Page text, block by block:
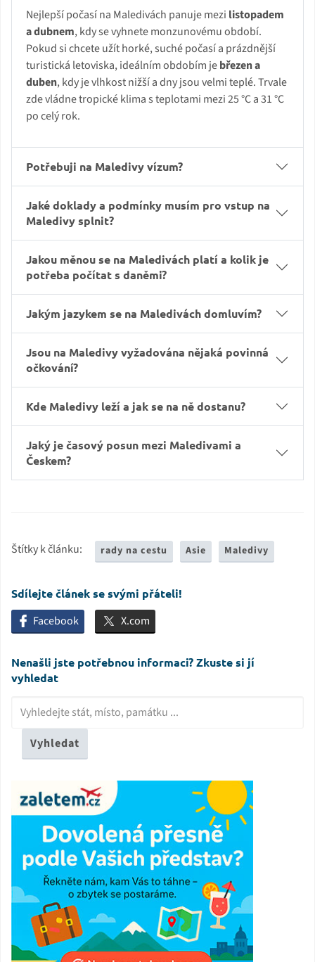
Nejlepší počasí na Maledivách panuje mezi listopadem
a dubnem, kdy se vyhnete monzunovému období.
Pokud si chcete užít horké, suché počasí a prázdnější
turistická letoviska, ideálním obdobím jebřezen a
duben, kdy je vlhkost nižší a dny jsou velmi teplé. Trvale
zde vládne tropické klima s teplotami mezi 25 °C a 31 °C
po celý rok.
Potřebuji na Maledivy vízum?
Jaké doklady a podmínky musím pro vstup na
Maledivy splnit?
Jakou měnou se na Maledivách platí a kolik je
potřeba počítat s daněmi?
Jakým jazykem se na Maledivách domluvím?
Jsou na Maledivy vyžadována nějaká povinná
očkování?
Kde Maledivy leží a jak se na ně dostanu?
Jaký je časový posun mezi Maledivami a
Českem?
Štítky k článku: rady na cestu Asie Maledivy
Sdílejte článek se svými přáteli!
Facebook X.com
Nenašli jste potřebnou informaci? Zkuste si jí
vyhledat
Vyhledat